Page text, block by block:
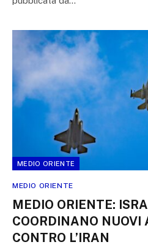
MEDIO ORIENTE
MEDIO ORIENTE
MEDIO ORIENTE:
COORDINANO NUOVI
CONTRO L’IRAN